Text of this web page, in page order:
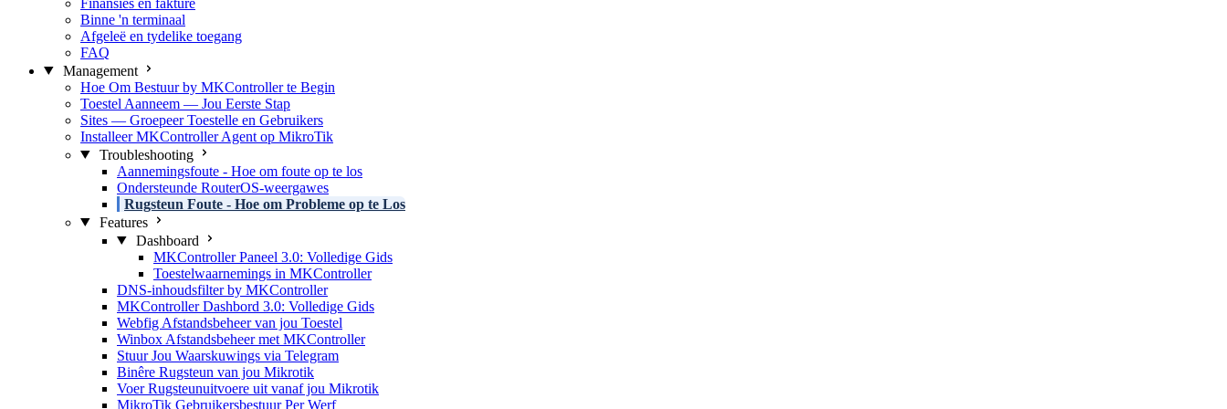
Binne 'n terminaal
Afgeleë en tydelike toegang
FAQ
Management
Hoe Om Bestuur by MKController te Begin
Toestel Aanneem — Jou Eerste Stap
Sites — Groepeer Toestelle en Gebruikers
Installeer MKController Agent op MikroTik
Troubleshooting
Aannemingsfoute - Hoe om foute op te los
Ondersteunde RouterOS-weergawes
Rugsteun Foute - Hoe om Probleme op te Los
Features
Dashboard
MKController Paneel 3.0: Volledige Gids
Toestelwaarnemings in MKController
DNS-inhoudsfilter by MKController
MKController Dashbord 3.0: Volledige Gids
Webfig Afstandsbeheer van jou Toestel
Winbox Afstandsbeheer met MKController
Stuur Jou Waarskuwings via Telegram
Binêre Rugsteun van jou Mikrotik
Voer Rugsteunuitvoere uit vanaf jou Mikrotik
MikroTik Gebruikersbestuur Per Werf